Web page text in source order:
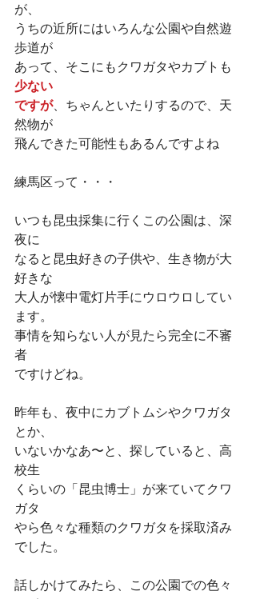
が、
うちの近所にはいろんな公園や自然遊
歩道が
あって、そこにもクワガタやカブトも
少ない
ですが、ちゃんといたりするので、天
然物が
飛んできた可能性もあるんですよね
練馬区って・・・
いつも昆虫採集に行くこの公園は、深
夜に
なると昆虫好きの子供や、生き物が大
好きな
大人が懐中電灯片手にウロウロしてい
ます。
事情を知らない人が見たら完全に不審
者
ですけどね。
昨年も、夜中にカブトムシやクワガタ
とか、
いないかなあ〜と、探していると、高
校生
くらいの「昆虫博士」が来ていてクワ
ガタ
やら色々な種類のクワガタを採取済み
でした。
話しかけてみたら、この公園での色々